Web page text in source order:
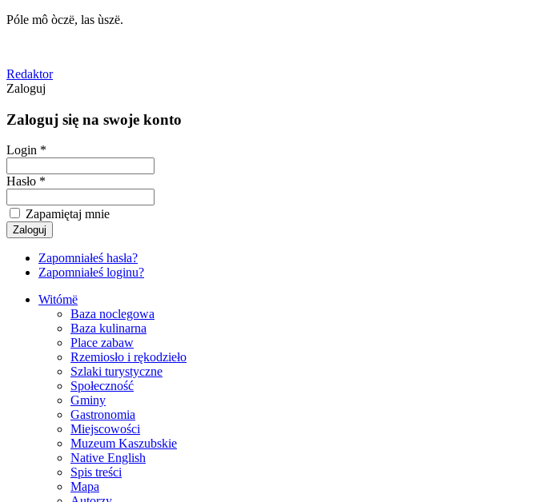
Póle mô òczë, las ùszë.
Redaktor
Zaloguj
Zaloguj się na swoje konto
Login *
Hasło *
Zapamiętaj mnie
Zapomniałeś hasła?
Zapomniałeś loginu?
Witómë
Baza noclegowa
Baza kulinarna
Place zabaw
Rzemiosło i rękodzieło
Szlaki turystyczne
Społeczność
Gminy
Gastronomia
Miejscowości
Muzeum Kaszubskie
Native English
Spis treści
Mapa